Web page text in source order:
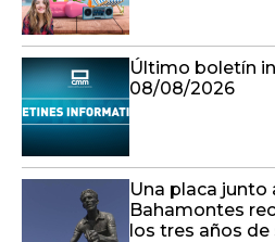
Último boletín
08/08/2026
Una placa junto
Bahamontes
los tres años